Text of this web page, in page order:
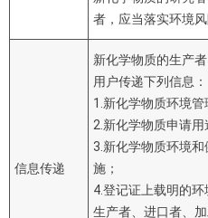
者，应当落实环境
信息传递
新化学物质的生产
用户传递下列信息：
1.新化学物质环境管
2.新化学物质申请用
3.新化学物质环境
施；
4.登记证上载明的环
生产者、进口者、